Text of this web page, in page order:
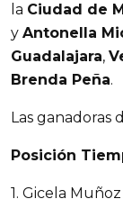
la Ciudad de
y Antonella
Guadalajara,
Brenda Peña.
Las
Posición
1. Gicela